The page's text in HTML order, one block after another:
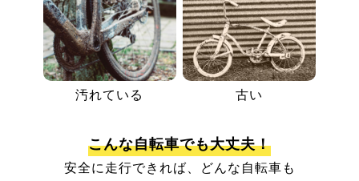
汚れている 古い
こんな自転車でも大丈夫！
安全に走行できれば、どんな自転車も